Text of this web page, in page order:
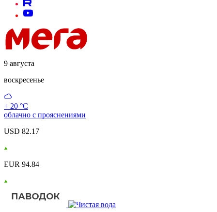
9 августа
воскресенье
+ 20 °С
облачно с прояснениями
USD 82.17
EUR 94.84